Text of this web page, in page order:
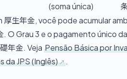
(soma única)
生年金, você pode acumular
. O Grau 3 e o pagamento único
年金. Veja Pensão Básica por
da JPS (Inglês)
.